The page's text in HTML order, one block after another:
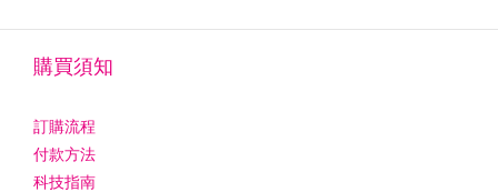
購買須知
訂購流程
付款方法
科技指南